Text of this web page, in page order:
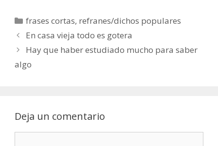
Categorías
frases cortas, refranes/dichos populares
En casa vieja todo es gotera
Hay que haber estudiado mucho para saber
algo
Deja un comentario